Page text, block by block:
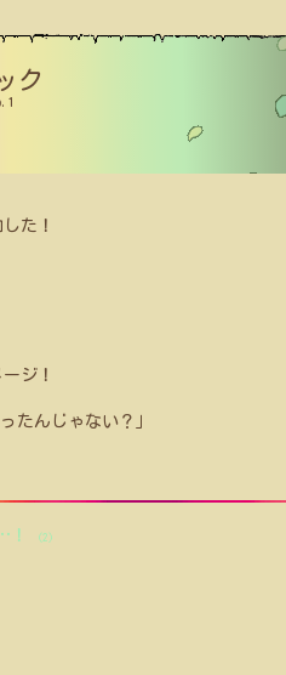
ク
た！
ジ！
たんじゃない？」
！ (2)